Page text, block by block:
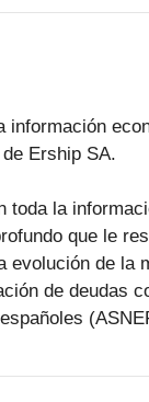
Ership SA.
toda la
que le
evolución de la
de deudas